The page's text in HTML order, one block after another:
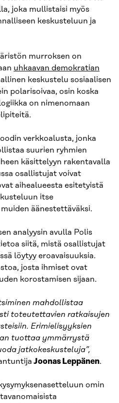
joka mullistaisi myös
keskusteluun ja
murroksen on
uhkaavan demokratian
keskustelu sosiaalisen
polarisoivaa, osin koska
on nimenomaan
verkkoalusta, jonka
suurien ryhmien
käsittelyyn rakentavalla
osallistujat voivat
aihealueesta esitetyistä
itse
äänestettäväksi.
analyysin avulla Polis
siitä, mistä osallistujat
löytyy eroavaisuuksia.
josta ihmiset ovat
korostamisen sijaan.
mahdollistaa
toteutettavien ratkaisujen
Erimielisyyksien
tuottaa ymmärrystä
jatkokeskusteluja”,
Joonas Leppänen.
omin